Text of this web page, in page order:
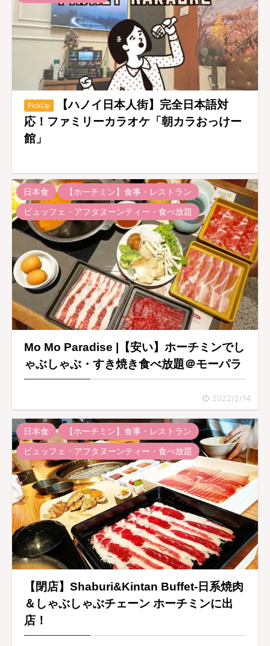
PickUp
【ハノイ日本人街】完全日本語対
応！ファミリーカラオケ「朝カラおっけー
館」
日本食
【ホーチミン】食事・レストラン
ビュッフェ・アフタヌーンティー・食べ放題
Mo Mo Paradise |【安い】ホーチミンでし
ゃぶしゃぶ・すき焼き食べ放題＠モーパラ
2022/2/14
日本食
【ホーチミン】食事・レストラン
ビュッフェ・アフタヌーンティー・食べ放題
【閉店】Shaburi&Kintan Buffet-日系焼肉
＆しゃぶしゃぶチェーン ホーチミンに出
店！